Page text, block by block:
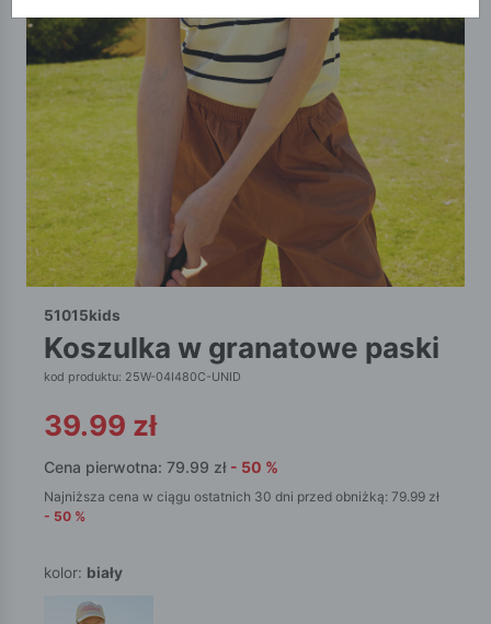
51015kids
koszulka w granatowe paski
kod produktu: 25W-04I480C-UNID
39.99 zł
Cena pierwotna: 79.99 zł - 50 %
Najniższa cena w ciągu ostatnich 30 dni przed obniżką: 79.99 zł
- 50 %
kolor: biały